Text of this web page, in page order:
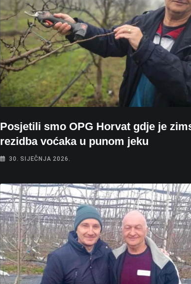
Posjetili smo OPG Horvat gdje je
rezidba voćaka u punom jeku
30. SIJEČNJA 2026.